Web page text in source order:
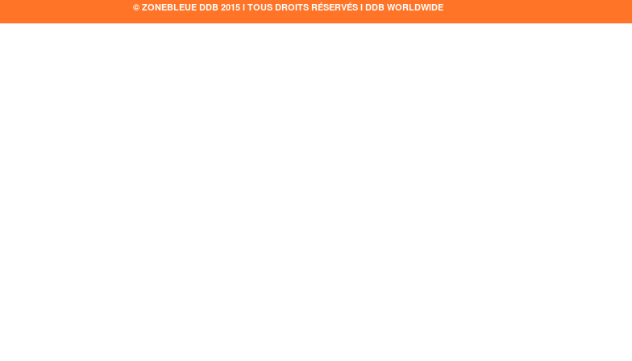
© ZONEBLEUE DDB 2015 I TOUS DROITS RÉSERVÉS I DDB WORLDWIDE